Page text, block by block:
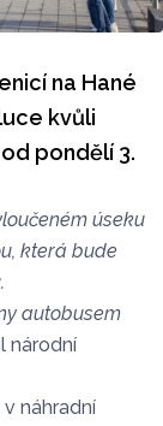
na Hané
kvůli
pondělí 3.
úseku
která bude
autobusem
národní
náhradní